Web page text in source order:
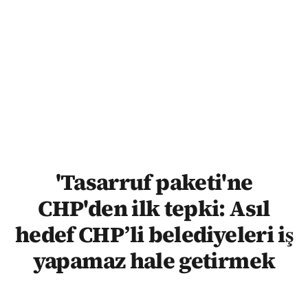
'Tasarruf paketi'ne
CHP'den ilk tepki: Asıl
hedef CHP’li belediyeleri iş
yapamaz hale getirmek